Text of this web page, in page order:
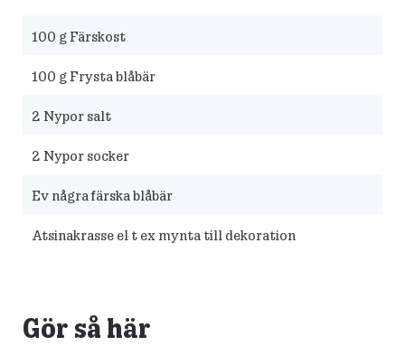
100 g Färskost
100 g Frysta blåbär
2 Nypor salt
2 Nypor socker
Ev några färska blåbär
Atsinakrasse el t ex mynta till dekoration
Gör så här